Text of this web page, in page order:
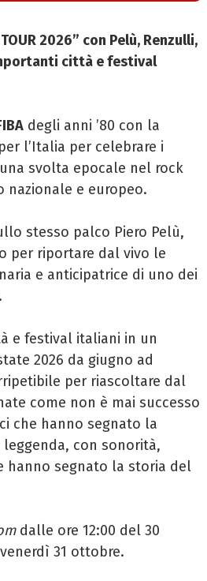
2026” con Pelù, Renzulli,
città e festival
degli anni ’80 con la
l’Italia per celebrare i
svolta epocale nel rock
e europeo.
stesso palco Piero Pelù,
per riportare dal vivo le
e anticipatrice di uno dei
e festival italiani in un
2026 da giugno ad
per riascoltare dal
come non è mai successo
che hanno segnato la
con sonorità,
hanno segnato la storia del
dalle ore 12:00 del 30
31 ottobre.